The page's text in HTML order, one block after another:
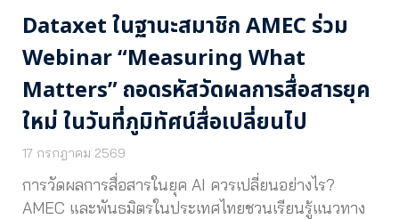
Dataxet ในฐานะสมาชิก AMEC ร่วม
Webinar “Measuring What
Matters” ถอดรหัสวัดผลการสื่อสารยุค
ใหม่ ในวันที่ภูมิทัศน์สื่อเปลี่ยนไป
17 กรกฎาคม 2569
การวัดผลการสื่อสารในยุค AI ควรเปลี่ยนอย่างไร?
AMEC และพันธมิตรในประเทศไทยชวนเรียนรู้แนวทาง